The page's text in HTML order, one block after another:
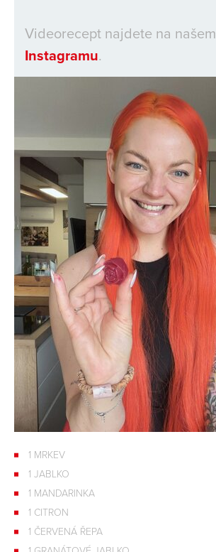
1 MRKEV
1 JABLKO
1 MANDARINKA
1 CITRON
1 ČERVENÁ ŘEPA
Videorecept najdete na našem
Instagramu.